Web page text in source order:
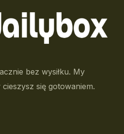
bez wysiłku. My
się gotowaniem.